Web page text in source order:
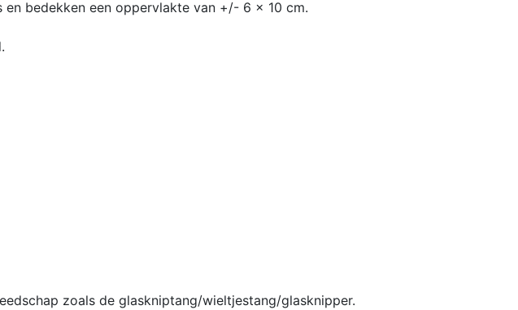
bedekken een oppervlakte van +/- 6 x 10 cm.
zoals de glaskniptang/wieltjestang/glasknipper.